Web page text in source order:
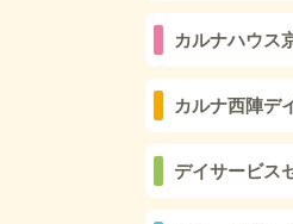
カルナハウス
カルナ西陣デ
デイサービス